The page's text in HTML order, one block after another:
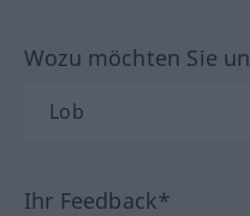
Wozu möchten Sie
Ihr Feedback*